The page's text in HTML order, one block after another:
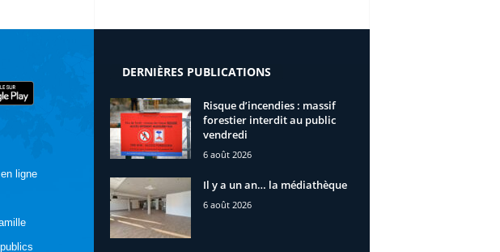
ligne
DERNIÈRES PUBLICATIONS
Risque d’incendies : massif
forestier interdit au public
vendredi
6 août 2026
Il y a un an… la médiathèque
6 août 2026